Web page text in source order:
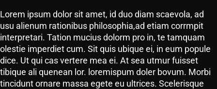
Lorem ipsum dolor sit amet, id duo diam scaevola, ad
usu alienum rationibus philosophia,ad etiam corrmpit
interpretari. Tation mucius dolorm pro in, te tamquam
olestie imperdiet cum. Sit quis ubique ei, in eum popule
dice. Ut qui cas vertere mea ei. At sea utmur fuisset
tibique ali quenean lor. loremispum doler bovum. Morbi
tincidunt ornare massa egete eu ultrices. Scelerisque